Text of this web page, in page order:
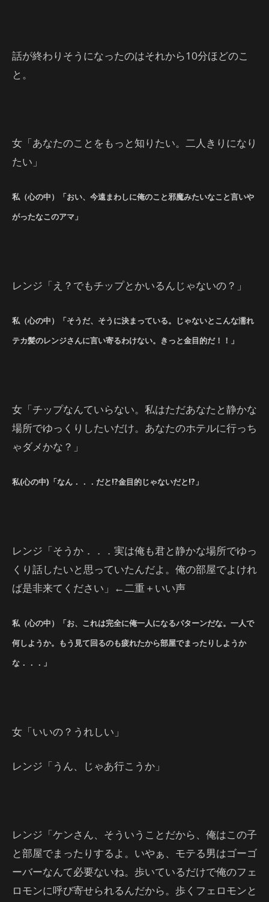
話が終わりそうになったのはそれから10分ほどのこ
と。
女「あなたのことをもっと知りたい。二人きりになり
たい」
私（心の中）「おい、今遠まわしに俺のこと邪魔みたいなこと言いや
がったなこのアマ」
レンジ「え？でもチップとかいるんじゃないの？」
私（心の中）「そうだ、そうに決まっている。じゃないとこんな濡れ
テカ髪のレンジさんに言い寄るわけない。きっと金目的だ！！」
女「チップなんていらない。私はただあなたと静かな
場所でゆっくりしたいだけ。あなたのホテルに行っち
ゃダメかな？」
私(心の中)「なん．．．だと!?金目的じゃないだと!?」
レンジ「そうか．．．実は俺も君と静かな場所でゆっ
くり話したいと思っていたんだよ。俺の部屋でよけれ
ば是非来てください」←二重＋いい声
私（心の中）「お、これは完全に俺一人になるパターンだな。一人で
何しようか。もう見て回るのも疲れたから部屋でまったりしようか
な．．．」
女「いいの？うれしい」
レンジ「うん、じゃあ行こうか」
レンジ「ケンさん、そういうことだから、俺はこの子
と部屋でまったりするよ。いやぁ、モテる男はゴーゴ
ーバーなんて必要ないね。歩いているだけで俺のフェ
ロモンに呼び寄せられるんだから。歩くフェロモンと